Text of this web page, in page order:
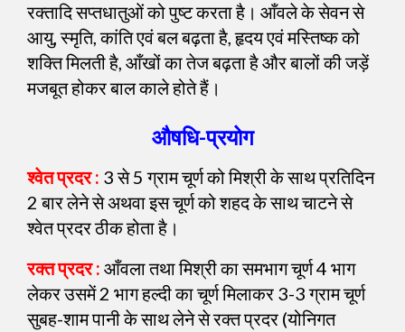
रक्तादि सप्तधातुओं को पुष्ट करता है। आँवले के सेवन से
आयु, स्मृति, कांति एवं बल बढ़ता है, हृदय एवं मस्तिष्क को
शक्ति मिलती है, आँखों का तेज बढ़ता है और बालों की जड़ें
मजबूत होकर बाल काले होते हैं।
औषधि-प्रयोग
श्वेत प्रदर : 3 से 5 ग्राम चूर्ण को मिश्री के साथ प्रतिदिन
2 बार लेने से अथवा इस चूर्ण को शहद के साथ चाटने से
श्वेत प्रदर ठीक होता है।
रक्त प्रदर : आँवला तथा मिश्री का समभाग चूर्ण 4 भाग
लेकर उसमें 2 भाग हल्दी का चूर्ण मिलाकर 3-3 ग्राम चूर्ण
सुबह-शाम पानी के साथ लेने से रक्त प्रदर (योनिगत